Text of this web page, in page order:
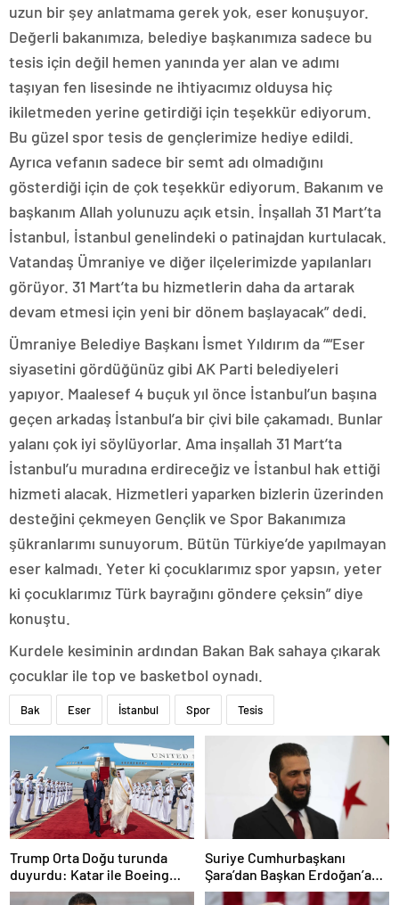
uzun bir şey anlatmama gerek yok, eser konuşuyor.
Değerli bakanımıza, belediye başkanımıza sadece bu
tesis için değil hemen yanında yer alan ve adımı
taşıyan fen lisesinde ne ihtiyacımız olduysa hiç
ikiletmeden yerine getirdiği için teşekkür ediyorum.
Bu güzel spor tesis de gençlerimize hediye edildi.
Ayrıca vefanın sadece bir semt adı olmadığını
gösterdiği için de çok teşekkür ediyorum. Bakanım ve
başkanım Allah yolunuzu açık etsin. İnşallah 31 Mart’ta
İstanbul, İstanbul genelindeki o patinajdan kurtulacak.
Vatandaş Ümraniye ve diğer ilçelerimizde yapılanları
görüyor. 31 Mart’ta bu hizmetlerin daha da artarak
devam etmesi için yeni bir dönem başlayacak” dedi.
Ümraniye Belediye Başkanı İsmet Yıldırım da ““Eser
siyasetini gördüğünüz gibi AK Parti belediyeleri
yapıyor. Maalesef 4 buçuk yıl önce İstanbul’un başına
geçen arkadaş İstanbul’a bir çivi bile çakamadı. Bunlar
yalanı çok iyi söylüyorlar. Ama inşallah 31 Mart’ta
İstanbul’u muradına erdireceğiz ve İstanbul hak ettiği
hizmeti alacak. Hizmetleri yaparken bizlerin üzerinden
desteğini çekmeyen Gençlik ve Spor Bakanımıza
şükranlarımı sunuyorum. Bütün Türkiye’de yapılmayan
eser kalmadı. Yeter ki çocuklarımız spor yapsın, yeter
ki çocuklarımız Türk bayrağını göndere çeksin” diye
konuştu.
Kurdele kesiminin ardından Bakan Bak sahaya çıkarak
çocuklar ile top ve basketbol oynadı.
Bak Eser İstanbul Spor Tesis
Trump Orta Doğu turunda
duyurdu: Katar ile Boeing
arasında 200 milyar dolarlık
Suriye Cumhurbaşkanı
Şara’dan Başkan Erdoğan’a
teşekkür